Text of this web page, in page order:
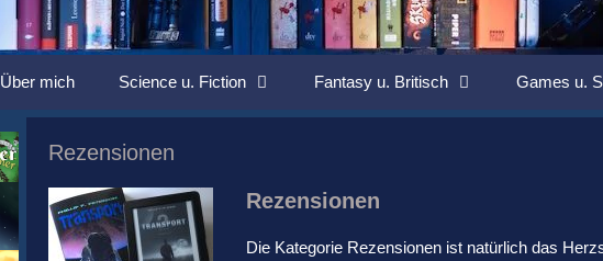
Über mich Science u. Fiction Fantasy u. Britisch Games u.
Rezensionen
Rezensionen
Die Kategorie Rezensionen ist natürlich das